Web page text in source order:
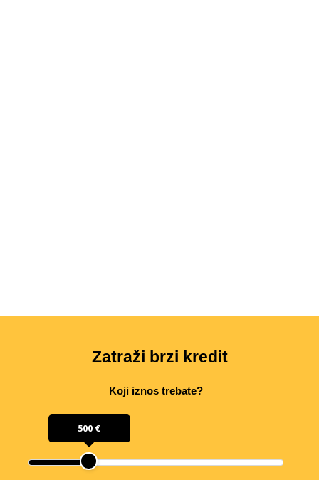
Zatraži brzi kredit
Koji iznos trebate?
500 €